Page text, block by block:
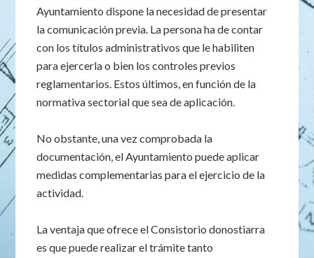
Ayuntamiento dispone la necesidad de presentar
la comunicación previa. La persona ha de contar
con los títulos administrativos que le habiliten
para ejercerla o bien los controles previos
reglamentarios. Estos últimos, en función de la
normativa sectorial que sea de aplicación.
No obstante, una vez comprobada la
documentación, el Ayuntamiento puede aplicar
medidas complementarias para el ejercicio de la
actividad.
La ventaja que ofrece el Consistorio donostiarra
es que puede realizar el trámite tanto